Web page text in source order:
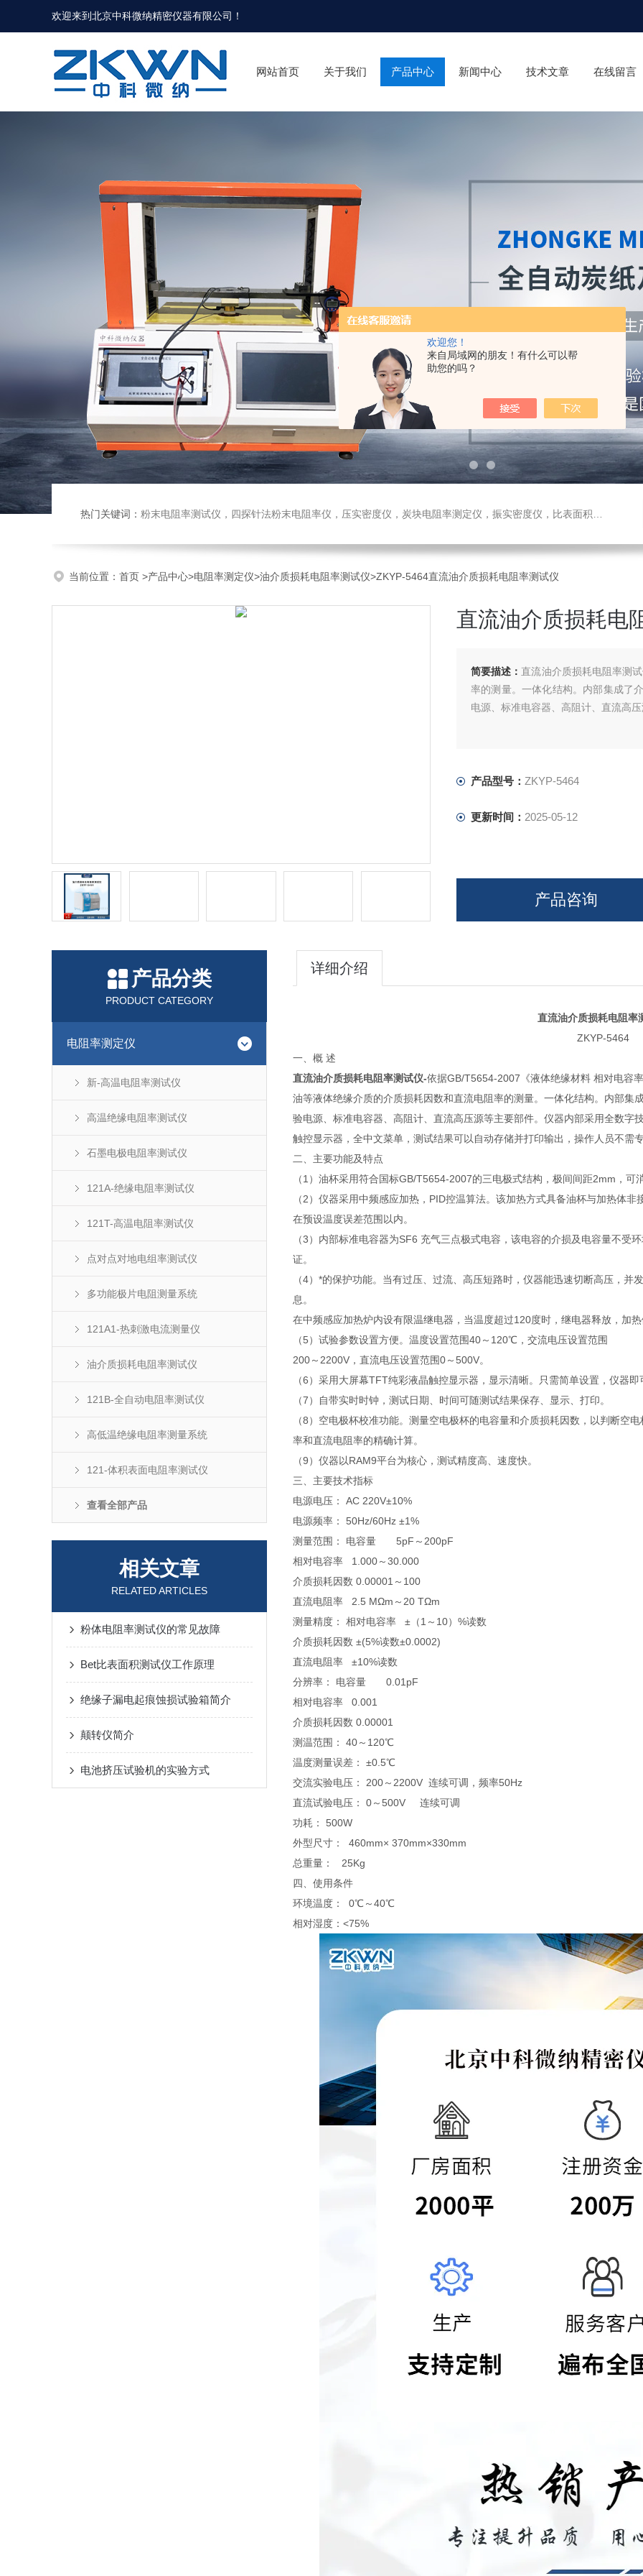
欢迎您！
来自局域网的朋友！有什么可以帮
助您的吗？
欢迎来到北京中科微纳精密仪器有限公司！
网站首页 关于我们 产品中心 新闻中心 技术文章 在线留言
热门关键词： 粉末电阻率测试仪，四探针法粉末电阻率仪，压实密度仪，炭块电阻率测定仪，振实密度仪，比表面积测试仪，真密度仪，炭块热膨胀仪，炭块透气率仪，炭块二氧化碳反应测定仪
当前位置： 首页 >产品中心>电阻率测定仪>油介质损耗电阻率测试仪>ZKYP-5464直流油介质损耗电阻率测试仪
直流油介质损耗电
简要描述： 直流油介质损耗电阻率测
率的测量。一体化结构。内部集成了
电源、标准电容器、高阻计、直流高压
产品型号： ZKYP-5464
更新时间： 2025-05-12
产品咨询
产品分类
PRODUCT CATEGORY
电阻率测定仪
新-高温电阻率测试仪
高温绝缘电阻率测试仪
石墨电极电阻率测试仪
121A-绝缘电阻率测试仪
121T-高温电阻率测试仪
点对点对地电组率测试仪
多功能极片电阻测量系统
121A1-热刺激电流测量仪
油介质损耗电阻率测试仪
121B-全自动电阻率测试仪
高低温绝缘电阻率测量系统
121-体积表面电阻率测试仪
查看全部产品
相关文章
RELATED ARTICLES
粉体电阻率测试仪的常见故障
Bet比表面积测试仪工作原理
绝缘子漏电起痕蚀损试验箱简介
颠转仪简介
电池挤压试验机的实验方式
详细介绍
直流油介质损耗电阻率
ZKYP-5464
一、概 述
直流油介质损耗电阻率测试仪-依据GB/T5654-2007《液体绝缘材料 相对电容
油等液体绝缘介质的介质损耗因数和直流电阻率的测量。一体化结构。内部集
验电源、标准电容器、高阻计、直流高压源等主要部件。仪器内部采用全数
触控显示器，全中文菜单，测试结果可以自动存储并打印输出，操作人员不需
二、主要功能及特点
（1）油杯采用符合国标GB/T5654-2007的三电极式结构，极间间距2mm，可
（2）仪器采用中频感应加热，PID控温算法。该加热方式具备油杯与加热体
在预设温度误差范围以内。
（3）内部标准电容器为SF6 充气三点极式电容，该电容的介损及电容量不受
证。
（4）*的保护功能。当有过压、过流、高压短路时，仪器能迅速切断高压，
息。
在中频感应加热炉内设有限温继电器，当温度超过120度时，继电器释放，加热
（5）试验参数设置方便。温度设置范围40～120℃，交流电压设置范围
200～2200V，直流电压设置范围0～500V。
（6）采用大屏幕TFT纯彩液晶触控显示器，显示清晰。只需简单设置，仪器
（7）自带实时时钟，测试日期、时间可随测试结果保存、显示、打印。
（8）空电极杯校准功能。测量空电极杯的电容量和介质损耗因数，以判断空
率和直流电阻率的精确计算。
（9）仪器以RAM9平台为核心，测试精度高、速度快。
三、主要技术指标
电源电压： AC 220V±10%
电源频率： 50Hz/60Hz ±1%
测量范围： 电容量 5pF～200pF
相对电容率 1.000～30.000
介质损耗因数 0.00001～100
直流电阻率 2.5 MΩm～20 TΩm
测量精度： 相对电容率 ±（1～10）%读数
介质损耗因数 ±(5%读数±0.0002)
直流电阻率 ±10%读数
分辨率： 电容量 0.01pF
相对电容率 0.001
介质损耗因数 0.00001
测温范围： 40～120℃
温度测量误差： ±0.5℃
交流实验电压： 200～2200V 连续可调，频率50Hz
直流试验电压： 0～500V 连续可调
功耗： 500W
外型尺寸： 460mm× 370mm×330mm
总重量： 25Kg
四、使用条件
环境温度： 0℃～40℃
相对湿度：<75%